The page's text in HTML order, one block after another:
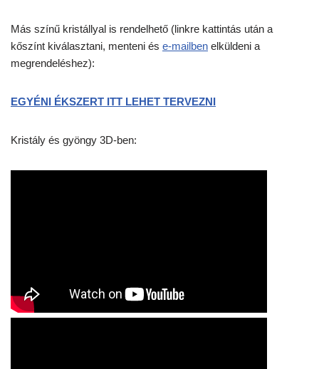
Más színű kristállyal is rendelhető (linkre kattintás után a
kőszínt kiválasztani, menteni és e-mailben elküldeni a
megrendeléshez):
EGYÉNI ÉKSZERT ITT LEHET TERVEZNI
Kristály és gyöngy 3D-ben: